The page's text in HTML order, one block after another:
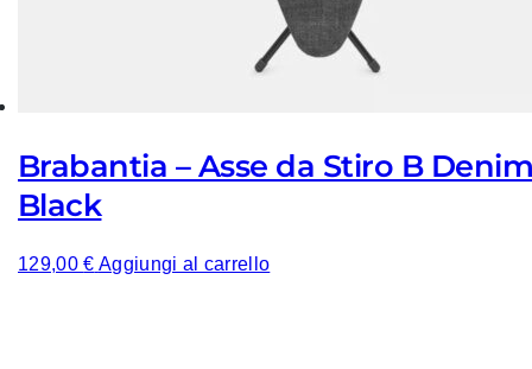
Brabantia – Asse da Stiro B
Black
129,00€ Aggiungi al carrello